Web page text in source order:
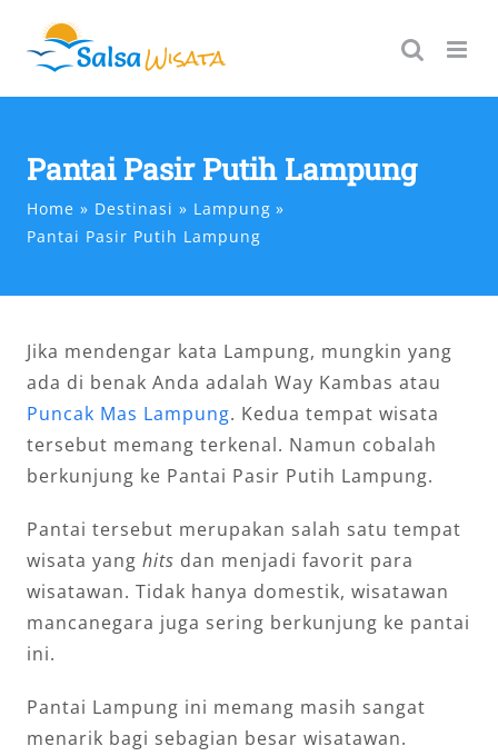
content
Pantai Pasir Putih Lampung
Home Destinasi
Lampung
Pantai Pasir Putih Lampung
Jika mendengar kata Lampung, mungkin yang
ada di benak Anda adalah Way Kambas atau
Puncak Mas Lampung. Kedua tempat wisata
tersebut memang terkenal. Namun cobalah
berkunjung ke Pantai Pasir Putih Lampung.
Pantai tersebut merupakan salah satu tempat
wisata yang hits dan menjadi favorit para
wisatawan. Tidak hanya domestik, wisatawan
mancanegara juga sering berkunjung ke pantai
ini.
Pantai Lampung ini memang masih sangat
menarik bagi sebagian besar wisatawan.